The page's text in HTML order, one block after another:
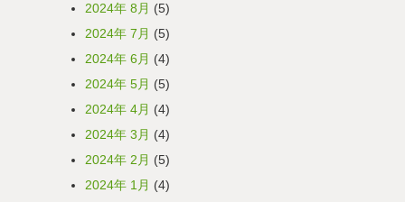
2024年 8月 (5)
2024年 7月 (5)
2024年 6月 (4)
2024年 5月 (5)
2024年 4月 (4)
2024年 3月 (4)
2024年 2月 (5)
2024年 1月 (4)